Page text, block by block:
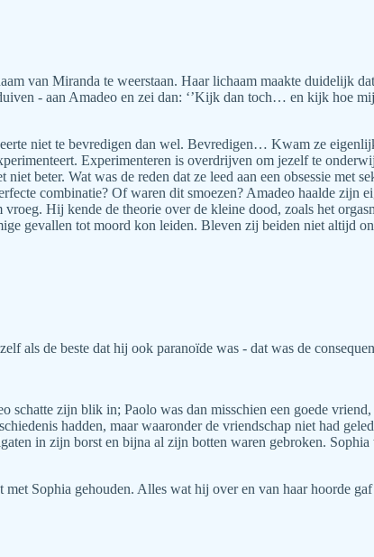
van Miranda te weerstaan. Haar lichaam maakte duidelijk
- aan Amadeo en zei dan: ‘’Kijk dan toch… en kijk hoe
niet te bevredigen dan wel. Bevredigen… Kwam ze
Experimenteren is overdrijven om jezelf te
beter. Wat was de reden dat ze leed aan een obsessie met
combinatie? Of waren dit smoezen? Amadeo haalde
Hij kende de theorie over de kleine dood, zoals het
gevallen tot moord kon leiden. Bleven zij beiden niet altijd
als de beste dat hij ook paranoïde was - dat was de
schatte zijn blik in; Paolo was dan misschien een goede
hadden, maar waaronder de vriendschap niet had
in zijn borst en bijna al zijn botten waren gebroken.
Sophia gehouden. Alles wat hij over en van haar hoorde